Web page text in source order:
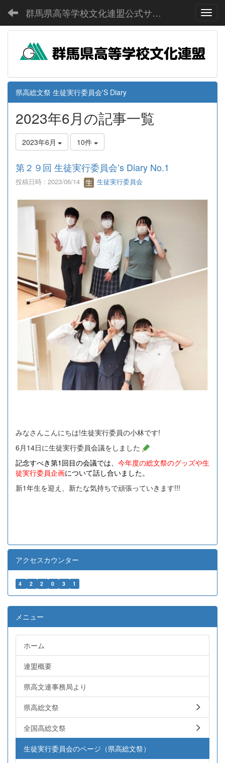
群馬県高等学校文化連盟公式サイト
県高総文祭 生徒実行委員会'S Diary
2023年6月の記事一覧
2023年6月 10件
第２９回 生徒実行委員会’s Diary No.1
投稿日時 : 2023/06/14 生徒実行委員会
みなさんこんにちは!生徒実行委員の小林です!
6月14日に生徒実行委員会議をしました
記念すべき第1回目の会議では、 今年度の総文祭のグッズや生
徒実行委員企画について話し合いました。
新1年生を迎え、新たな気持ちで頑張っていきます!!!
アクセスカウンター
4 2 2 0 3 1
メニュー
ホーム
連盟概要
県高文連事務局より
県高総文祭
全国高総文祭
生徒実行委員会のページ（県高総文祭）